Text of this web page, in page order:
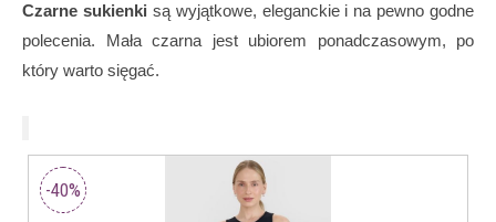
Czarne sukienki są wyjątkowe, eleganckie i na pewno godne
polecenia. Mała czarna jest ubiorem ponadczasowym, po
który warto sięgać.